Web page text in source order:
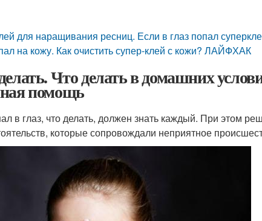
для наращивания ресниц. Если в глаз попал
на кожу. Как очистить супер-клей с кожи? ЛАЙФХАК
Что делать в домашних
помощь
в глаз, что делать, должен знать каждый. При этом
которые сопровождали неприятное